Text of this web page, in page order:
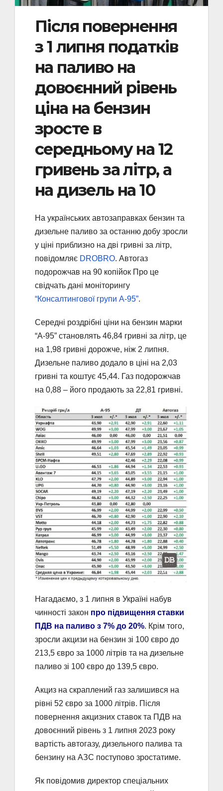
Після повернення
з 1 липня податків
на паливо на
довоєнний рівень
ціна на бензин
зросте в
середньому на 12
гривень за літр, а
на дизель на 10
На українських автозаправках бензин та
дизельне паливо за останню добу зросли
у ціні приблизно на дві гривні за літр,
повідомляє DROBRO. Автогаз
подорожчав на 90 копійок Про це
свідчать дані моніторингу
“Консалтингової групи А-95”.
Середні роздрібні ціни на бензин марки
“А-95” становлять 46,84 гривні за літр, це
на 1,98 гривні дорожче, ніж 2 липня.
Дизельне паливо додало в ціні на 2,03
гривні та коштує 45,44. Газ подорожчав
на 0,88 – його продають за 22,81 гривні.
Нагадаємо, з 1 липня в Україні набув
чинності закон про підвищення ставки
ПДВ на паливо з 7% до 20%. Крім того,
зросли акцизи на бензин зі 100 євро до
213,5 євро за 1000 літрів та на дизельне
паливо зі 100 євро до 139,5 євро.
Акциз на скраплений газ залишився на
рівні 52 євро за 1000 літрів. Після
повернення акцизних ставок та ПДВ на
довоєнний рівень з 1 липня 2023 року
вартість автогазу, дизельного палива та
бензину на АЗС поступово зростатиме.
Як повідомив директор спеціальних